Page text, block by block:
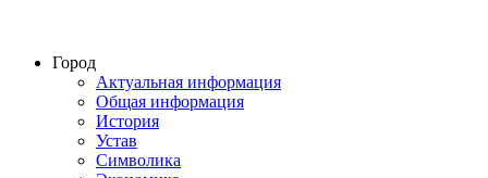
Город
Актуальная информация
Общая информация
История
Устав
Символика